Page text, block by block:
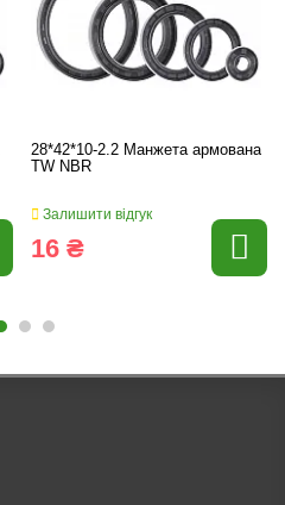
28*42*10-2.2 Манжета армована
TW NBR
Залишити відгук
16 ₴